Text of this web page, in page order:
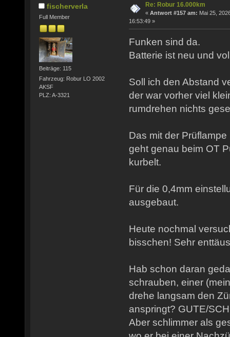
fischerverla
Full Member
Beiträge: 115
Fahrzeug: Robur LO 2002
AKSF
PLZ: A-3321
Re: Robur 16.000km
« Antwort #157 am: Mai 25,
16:53:49 »
Funken sind da.
Batterie ist neu und
Soll ich den Abstand
der war vorher viel
rumdrehen nichts
Das mit der
geht genau beim OT
kurbelt.
Für die 0,4mm
ausgebaut.
Heute nochmal
bisschen! Sehr
Hab schon daran
schrauben, einer
drehe langsam den
anspringt? GUTE/
Aber schlimmer als